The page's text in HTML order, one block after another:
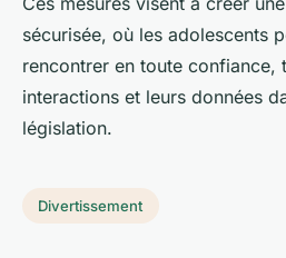
sécurisée, où les adolescents
rencontrer en toute confiance,
interactions et leurs données
législation.
Divertissement